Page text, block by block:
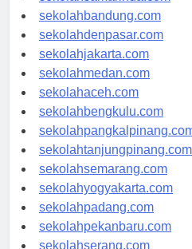
sekolahsamarinda.com
sekolahbandung.com
sekolahdenpasar.com
sekolahjakarta.com
sekolahmedan.com
sekolahaceh.com
sekolahbengkulu.com
sekolahpangkalpinang.com
sekolahtanjungpinang.com
sekolahsemarang.com
sekolahyogyakarta.com
sekolahpadang.com
sekolahpekanbaru.com